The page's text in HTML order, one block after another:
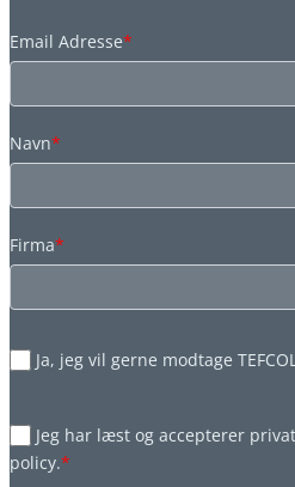
Email Adresse*
Navn*
Firma*
Ja, jeg vil gerne modtage
Jeg har læst og accepterer
policy.*